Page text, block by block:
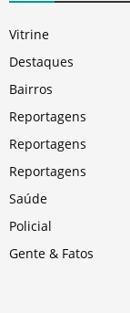
Vitrine
Destaques
Bairros
Reportagens
Reportagens
Reportagens
Saúde
Policial
Gente & Fatos